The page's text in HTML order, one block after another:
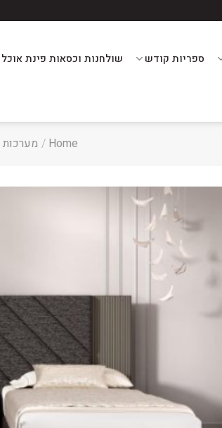
ספריות קודש שולחנות וכסאות פינת אוכל
Home
/ מערכות